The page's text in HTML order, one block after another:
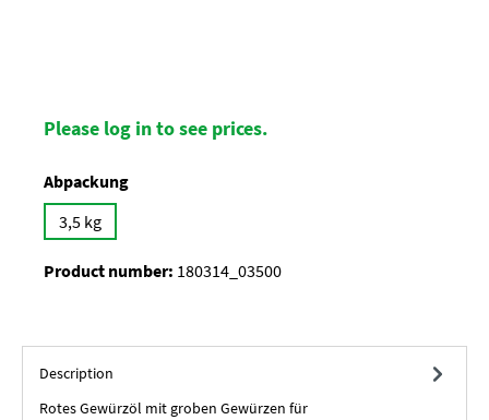
Please log in to see prices.
Select
Abpackung
3,5 kg
Product number: 180314_03500
Description
Rotes Gewürzöl mit groben Gewürzen für